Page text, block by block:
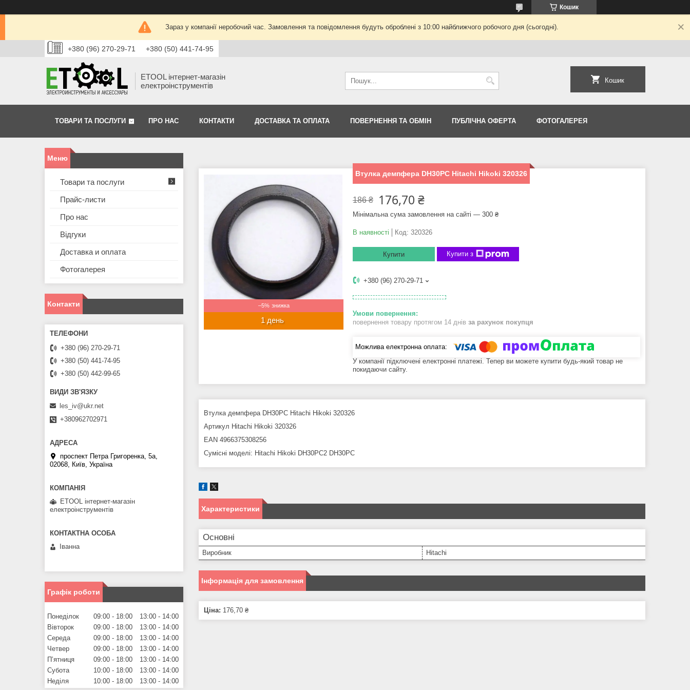
Кошик
Зараз у компанії неробочий час. Замовлення та повідомлення будуть оброблені з 10:00 найближчого робочого дня (сьогодні).
+380 (96) 270-29-71 +380 (50) 441-74-95
ETOOL інтернет-магазін
електроінструментів
Кошик
ТОВАРИ ТА ПОСЛУГИ ПРО НАС КОНТАКТИ ДОСТАВКА ТА ОПЛАТА ПОВЕРНЕННЯ ТА ОБМІН ПУБЛІЧНА ОФЕРТА ФОТОГАЛЕРЕЯ
–5%
1 день
Втулка демпфера DH30PC Hitachi Hikoki 320326
186 ₴ 176,70 ₴
Мінімальна сума замовлення на сайті — 300 ₴
В наявності Код: 320326
Купити Купити з
+380 (96) 270-29-71
повернення товару протягом 14 днів за рахунок покупця
У компанії підключені електронні платежі. Тепер ви можете купити будь-який товар не
покидаючи сайту.
Втулка демпфера DH30PC Hitachi Hikoki 320326
Артикул Hitachi Hikoki 320326
EAN 4966375308256
Сумісні моделі: Hitachi Hikoki DH30PC2 DH30PC
Характеристики
Основні
Виробник Hitachi
Інформація для замовлення
Ціна: 176,70 ₴
Товари та послуги
Прайс-листи
Про нас
Відгуки
Доставка и оплата
Фотогалерея
Контакти
+380 (96) 270-29-71
+380 (50) 441-74-95
+380 (50) 442-99-65
les_iv@ukr.net
+380962702971
проспект Петра Григоренка, 5а,
02068, Київ, Україна
ETOOL інтернет-магазін
електроінструментів
Іванна
Графік роботи
Понеділок 09:00 18:00 13:00
14:00
Вівторок
09:00 18:00 13:00
14:00
Середа
09:00 18:00 13:00
14:00
Четвер
09:00 18:00 13:00
14:00
Пʼятниця
09:00 18:00 13:00
14:00
Субота
10:00 18:00 13:00
14:00
Неділя
10:00 18:00 13:00 14:00